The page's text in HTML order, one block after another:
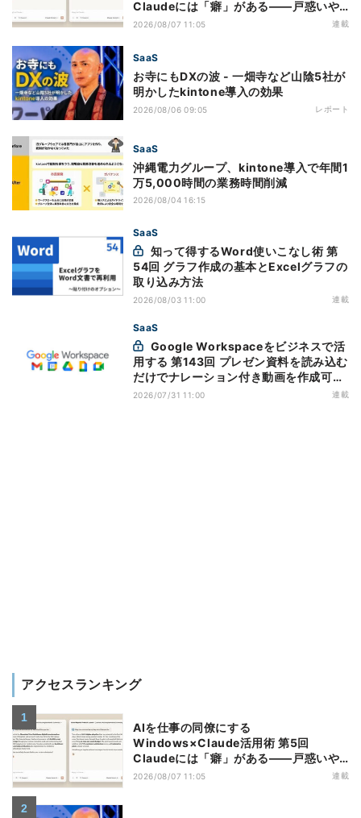
Claudeには「癖」がある――戸惑いや
すい7つの仕様
2026/08/07 11:05 連載
SaaS
お寺にもDXの波 - 一畑寺など山陰5社が
明かしたkintone導入の効果
2026/08/06 09:05 レポート
SaaS
沖縄電力グループ、kintone導入で年間1
万5,000時間の業務時間削減
2026/08/04 16:15
SaaS
54回 グラフ作成の基本とExcelグラフの
取り込み方法
2026/08/03 11:00 連載
SaaS
用する 第143回 プレゼン資料を読み込む
だけでナレーション付き動画を作成可能
になった「Google Vids」
2026/07/31 11:00 連載
アクセスランキング
AIを仕事の同僚にする
Windows×Claude活用術 第5回
Claudeには「癖」がある――戸惑いや
すい7つの仕様
2026/08/07 11:05 連載